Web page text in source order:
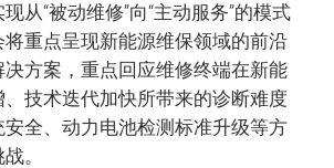
从“被动维修”向“主动服务”的模式
重点呈现新能源维保领域的前沿
方案，重点回应维修终端在新能
技术迭代加快所带来的诊断难度
全、动力电池检测标准升级等方
。